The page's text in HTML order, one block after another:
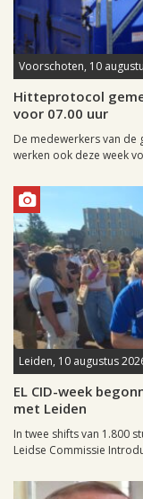
Voorschoten, 10
Hitteprotocol
voor 07.00 uur
De medewerkers van de
werken ook deze week
Leiden, 10 augustus
EL CID-week
met Leiden
In twee shifts van 1.800
Leidse Commissie